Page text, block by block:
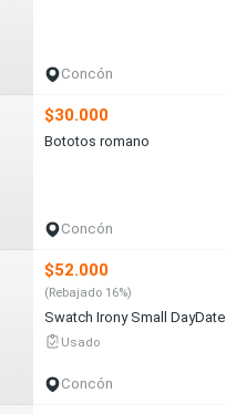
Concón
$30.000
Bototos romano
Concón
$52.000
(Rebajado 16%)
Swatch Irony Small DayDate
Usado
Concón